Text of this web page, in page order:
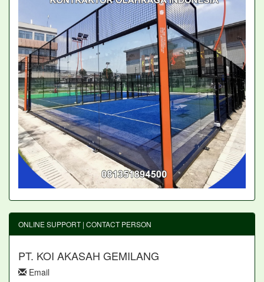
ONLINE SUPPORT | CONTACT PERSON
PT. KOI AKASAH GEMILANG
Email